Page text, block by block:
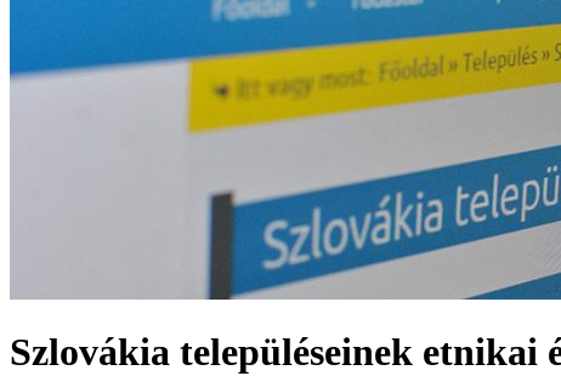
Szlovákia településeinek etnikai